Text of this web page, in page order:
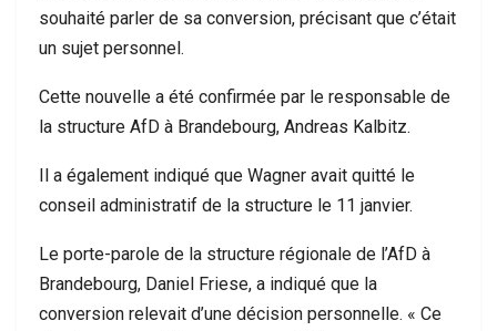
souhaité parler de sa conversion, précisant que c’était
un sujet personnel.
Cette nouvelle a été confirmée par le responsable de
la structure AfD à Brandebourg, Andreas Kalbitz.
Il a également indiqué que Wagner avait quitté le
conseil administratif de la structure le 11 janvier.
Le porte-parole de la structure régionale de l’AfD à
Brandebourg, Daniel Friese, a indiqué que la
conversion relevait d’une décision personnelle. « Ce